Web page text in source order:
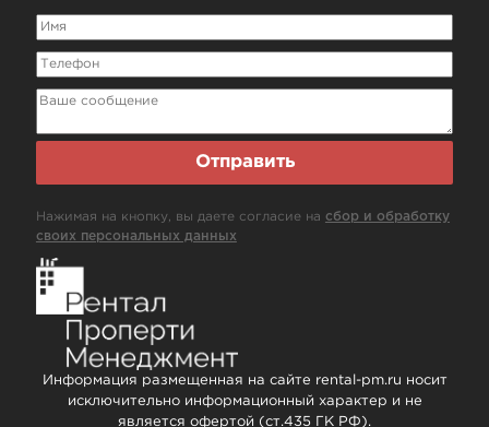
Отправить
Нажимая на кнопку, вы даете согласие на сбор и обработку
своих персональных данных
Информация размещенная на сайте rental-pm.ru носит
исключительно информационный характер и не
является офертой (ст.435 ГК РФ).